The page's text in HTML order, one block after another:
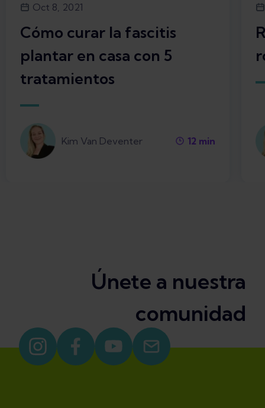
Oct 8, 2021
Cómo curar la fascitis
plantar en casa con 5
tratamientos
Kim Van Deventer 12 min
Únete a nuestra
comunidad